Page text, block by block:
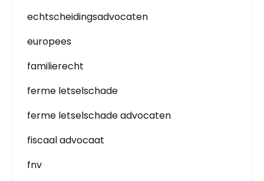
echtscheidingsadvocaten
europees
familierecht
ferme letselschade
ferme letselschade advocaten
fiscaal advocaat
fnv